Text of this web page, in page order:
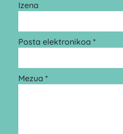
Izena
Posta elektronikoa *
Mezua *